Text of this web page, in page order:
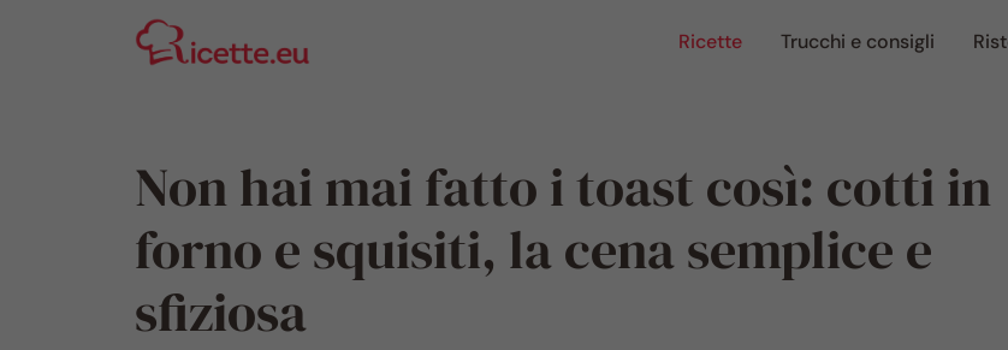
Ricette Trucchi e consigli
Non hai mai fatto i toast così: cotti in
forno e squisiti, la cena semplice e
sfiziosa